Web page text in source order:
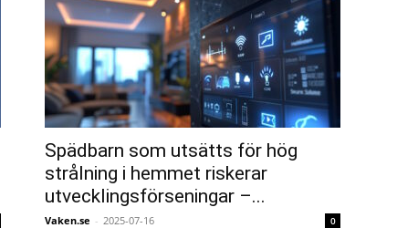
Spädbarn som utsätts för hög
strålning i hemmet riskerar
utvecklingsförseningar –...
Vaken.se - 2025-07-16 0